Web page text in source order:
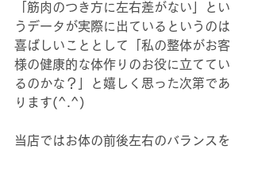
「筋肉のつき方に左右差がない」とい
うデータが実際に出ているというのは
喜ばしいこととして「私の整体がお客
様の健康的な体作りのお役に立ててい
るのかな？」と嬉しく思った次第であ
ります(^.^)
当店ではお体の前後左右のバランスを